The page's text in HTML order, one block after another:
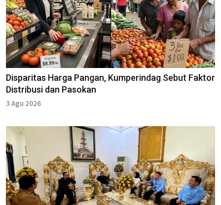
Disparitas Harga Pangan, Kumperindag Sebut Faktor
Distribusi dan Pasokan
3 Agu 2026